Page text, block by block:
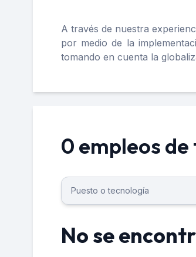
A través de nuestra
por medio de la
tomando en cuenta la
0 empleos
No se